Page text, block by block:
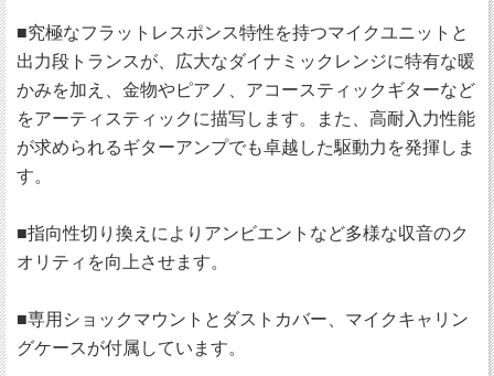
■究極なフラットレスポンス特性を持つマイクユニットと
出力段トランスが、広大なダイナミックレンジに特有な暖
かみを加え、金物やピアノ、アコースティックギターなど
をアーティスティックに描写します。また、高耐入力性能
が求められるギターアンプでも卓越した駆動力を発揮しま
す。
■指向性切り換えによりアンビエントなど多様な収音のク
オリティを向上させます。
■専用ショックマウントとダストカバー、マイクキャリン
グケースが付属しています。